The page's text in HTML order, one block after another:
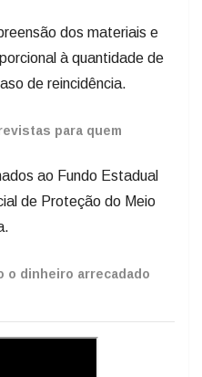
dos materiais e
à quantidade de
de reincidência.
para quem
ao Fundo Estadual
de Proteção do Meio
o dinheiro arrecadado